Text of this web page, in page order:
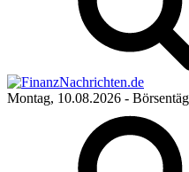
Montag, 10.08.2026 -